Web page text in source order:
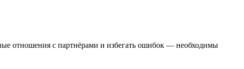
отношения с партнёрами и избегать ошибок — необходимы